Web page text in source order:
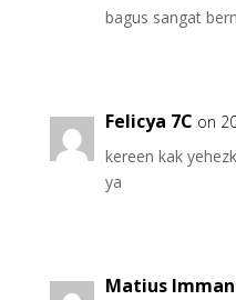
bagus sangat
Felicya 7C on
kereen kak
ya
Matius